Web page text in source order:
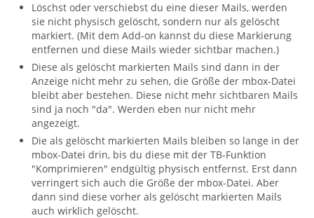
Löschst oder verschiebst du eine dieser Mails, werden
sie nicht physisch gelöscht, sondern nur als gelöscht
markiert. (Mit dem Add-on kannst du diese Markierung
entfernen und diese Mails wieder sichtbar machen.)
Diese als gelöscht markierten Mails sind dann in der
Anzeige nicht mehr zu sehen, die Größe der mbox-Datei
bleibt aber bestehen. Diese nicht mehr sichtbaren Mails
sind ja noch "da". Werden eben nur nicht mehr
angezeigt.
Die als gelöscht markierten Mails bleiben so lange in der
mbox-Datei drin, bis du diese mit der TB-Funktion
"Komprimieren" endgültig physisch entfernst. Erst dann
verringert sich auch die Größe der mbox-Datei. Aber
dann sind diese vorher als gelöscht markierten Mails
auch wirklich gelöscht.